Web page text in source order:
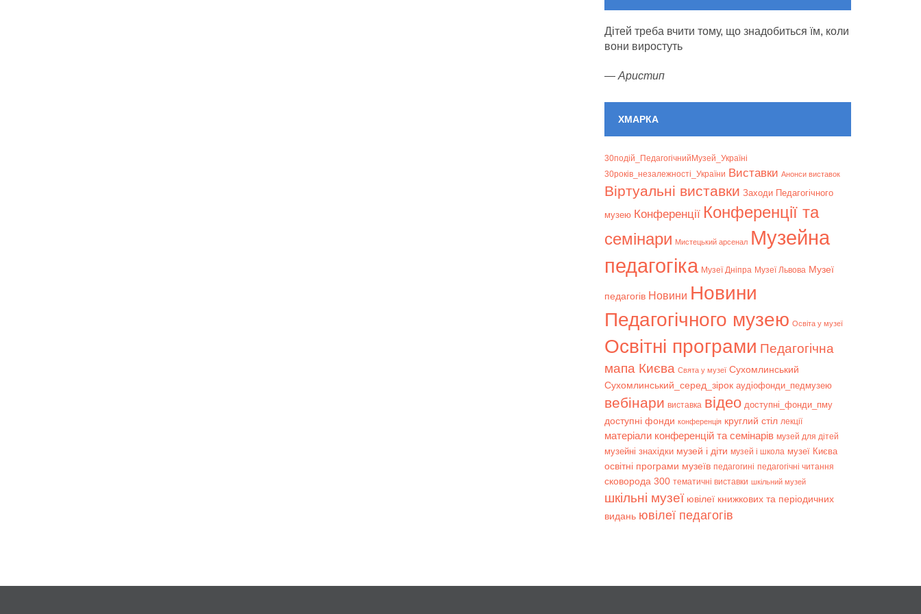
Дітей треба вчити тому, що знадобиться їм, коли
вони виростуть
— Аристип
ХМАРКА
30подій_ПедагогічнийМузей_Україні
30років_незалежності_України Bиставки Анонси виставок
Віртуальні виставки Заходи Педагогічного
музею Конференції Конференції та
семінари Мистецький арсенал Музейна
педагогіка Музеї Дніпра Музеї Львова Музеї
педагогів Новини Новини
Педагогічного музею Освіта у музеї
Освітні програми Педагогічна
мапа Києва Свята у музеї Сухомлинський
Сухомлинський_серед_зірок аудіофонди_педмузею
вебінари виставка відео доступні_фонди_пму
доступні фонди конференція круглий стіл лекції
матеріали конференцій та семінарів музей для дітей
музейні знахідки музей і діти музей і школа музеї Києва
освітні програми музеїв педагогині педагогічні читання
сковорода 300 тематичні виставки шкільний музей
шкільні музеї ювілеї книжкових та періодичних
видань ювілеї педагогів